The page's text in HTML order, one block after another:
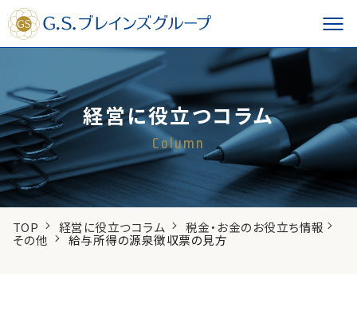
経営に役立つコラム
Column
TOP 経営に役立つコラム 税金・お金のお役立ち情報
その他 給与所得の源泉徴収票の見方